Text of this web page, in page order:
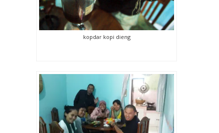
kopdar kopi dieng